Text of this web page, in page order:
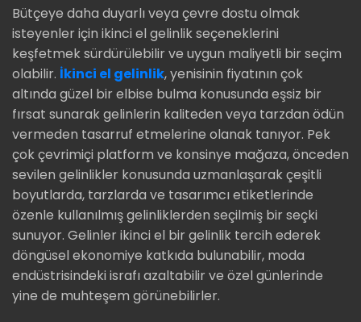
Bütçeye daha duyarlı veya çevre dostu olmak
isteyenler için ikinci el gelinlik seçeneklerini
keşfetmek sürdürülebilir ve uygun maliyetli bir seçim
olabilir. İkinci el gelinlik, yenisinin fiyatının çok
altında güzel bir elbise bulma konusunda eşsiz bir
fırsat sunarak gelinlerin kaliteden veya tarzdan ödün
vermeden tasarruf etmelerine olanak tanıyor. Pek
çok çevrimiçi platform ve konsinye mağaza, önceden
sevilen gelinlikler konusunda uzmanlaşarak çeşitli
boyutlarda, tarzlarda ve tasarımcı etiketlerinde
özenle kullanılmış gelinliklerden seçilmiş bir seçki
sunuyor. Gelinler ikinci el bir gelinlik tercih ederek
döngüsel ekonomiye katkıda bulunabilir, moda
endüstrisindeki israfı azaltabilir ve özel günlerinde
yine de muhteşem görünebilirler.